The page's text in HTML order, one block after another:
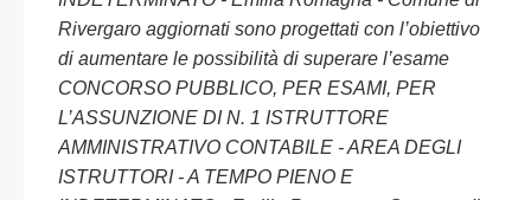
Rivergaro aggiornati sono progettati con l’obiettivo
di aumentare le possibilità di superare l’esame
CONCORSO PUBBLICO, PER ESAMI, PER
L’ASSUNZIONE DI N. 1 ISTRUTTORE
AMMINISTRATIVO CONTABILE - AREA DEGLI
ISTRUTTORI - A TEMPO PIENO E